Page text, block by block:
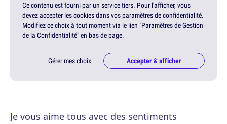
Ce contenu est fourni par un service tiers. Pour l'afficher, vous
devez accepter les cookies dans vos paramètres de confidentialité.
Modifiez ce choix à tout moment via le lien "Paramètres de Gestion
de la Confidentialité" en bas de page.
Gérer mes choix Accepter & afficher
Je vous aime tous avec des sentiments